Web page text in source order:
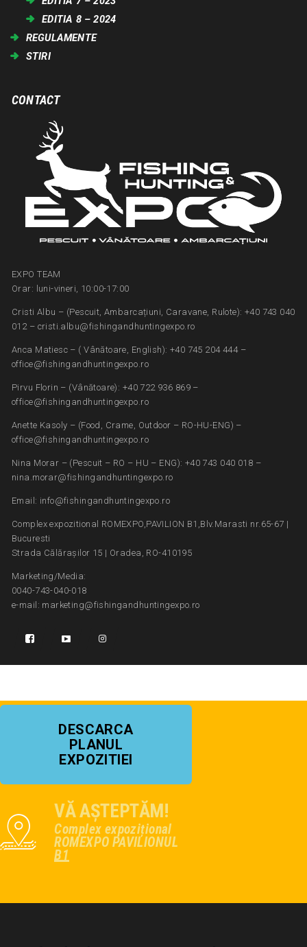
EDITIA 8 – 2024
REGULAMENTE
STIRI
CONTACT
EXPO TEAM
Orar: luni-vineri, 10:00-17:00
Cristi Albu – (Pescuit, Ambarcațiuni, Caravane, Rulote): +40 743 040
012 – cristi.albu@fishingandhuntingexpo.ro
Anca Matiesc – ( Vânătoare, English): +40 745 204 444 –
office@fishingandhuntingexpo.ro
Pirvu Florin – (Vânătoare): +40 722 936 869 –
office@fishingandhuntingexpo.ro
Anette Kasoly – (Food, Crame, Outdoor – RO-HU-ENG) –
office@fishingandhuntingexpo.ro
Nina Morar – (Pescuit – RO – HU – ENG): +40 743 040 018 –
nina.morar@fishingandhuntingexpo.ro
Email: info@fishingandhuntingexpo.ro
Complex expozitional ROMEXPO,PAVILION B1,Blv.Marasti nr.65-67 |
Bucuresti
Strada Călărașilor 15 | Oradea, RO-410195
Marketing/Media:
0040-743-040-018
e-mail: marketing@fishingandhuntingexpo.ro
DESCARCA
PLANUL
EXPOZITIEI
VĂ AȘTEPTĂM!
Complex expozițional
ROMEXPO PAVILIONUL
B1